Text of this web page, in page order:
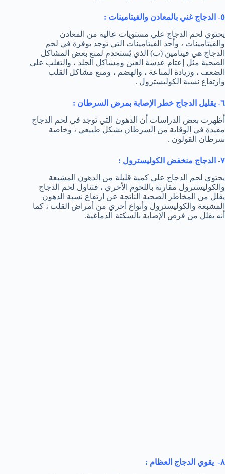
٥- الدجاج غني بالمعادن والفيتامينات :
يحتوي لحم الدجاج علي مستويات عالية من المعادن
والفيتامينات ، وأحد الفيتامينات التي توجد بوفرة في لحم
الدجاج هي فيتامين (ب) الذي يُستخدم لمنع بعض المشاكل
الصحية مثل إعتام عدسة العين ومشاكل الجلد ، والتغلب علي
الضعف ، وزيادة المناعة ، والهضم ، ومنع مشاكل القلب
وارتفاع نسبة الكوليسترول .
٦- يقليل الدجاج خطر الإصابة بمرض السرطان :
أظهرت بعض الدراسات أن الدهون التي توجد في لحم الدجاج
مفيدة في الوقاية من السرطان بشكل طبيعي ، وخاصة
سرطان القولون .
٧- الدجاج منخفض الكوليسترول :
يحتوي لحم الدجاج علي كمية قليلة من الدهون المشبعة
والكوليسترول مقارنة باللحوم الأخري ، فتناول لحم الدجاج
يقلل من المخاطر الصحية الناتجة عن ارتفاع نسبة الدهون
المشبعة والكوليسترول وأنواع أخري من أمراض القلب ، كما
أنه يقلل من فرص الإصابة بالسكتة الدماغية.
٨- يقوي الدجاج العظام :